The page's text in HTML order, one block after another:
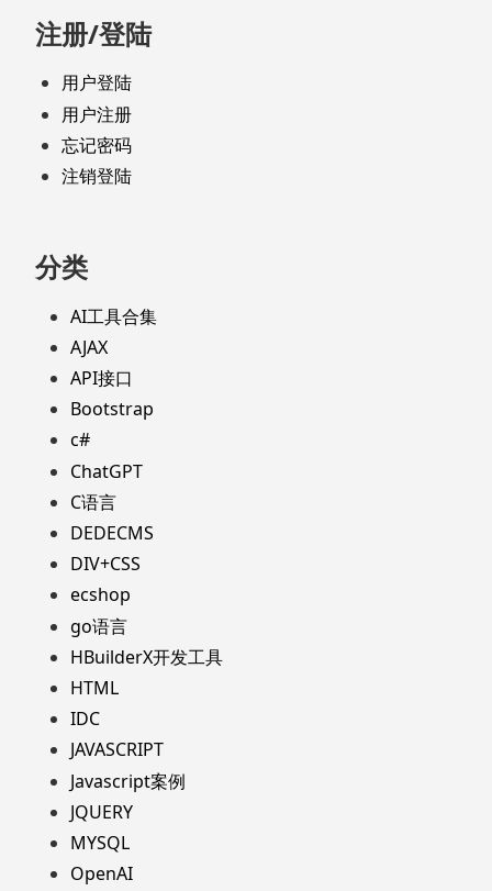
注册/登陆
用户登陆
用户注册
忘记密码
注销登陆
分类
AI工具合集
AJAX
API接口
Bootstrap
c#
ChatGPT
C语言
DEDECMS
DIV+CSS
ecshop
go语言
HBuilderX开发工具
HTML
IDC
JAVASCRIPT
Javascript案例
JQUERY
MYSQL
OpenAI